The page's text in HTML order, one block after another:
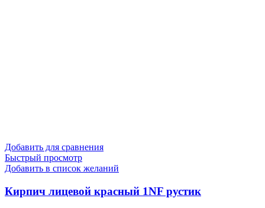
Добавить для сравнения
Быстрый просмотр
Добавить в список желаний
Кирпич лицевой красный 1NF рустик